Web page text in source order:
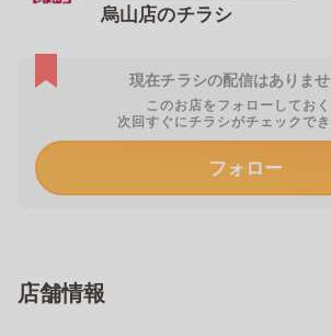
烏山店のチラシ
現在チラシの配信はありませ
このお店をフォローしておく
次回すぐにチラシがチェックでき
フォロー
店舗情報